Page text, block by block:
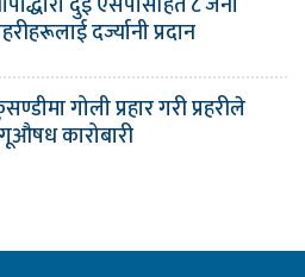
दर्ज्यानी प्रदान
गोली प्रहार गरी प्रहरीले
कारोबारी